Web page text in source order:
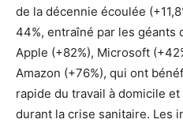
de la décennie écoulée
44%, entraîné par les géants
Apple (+82%), Microsoft
Amazon (+76%), qui ont
rapide du travail à domicile
durant la crise sanitaire. Les